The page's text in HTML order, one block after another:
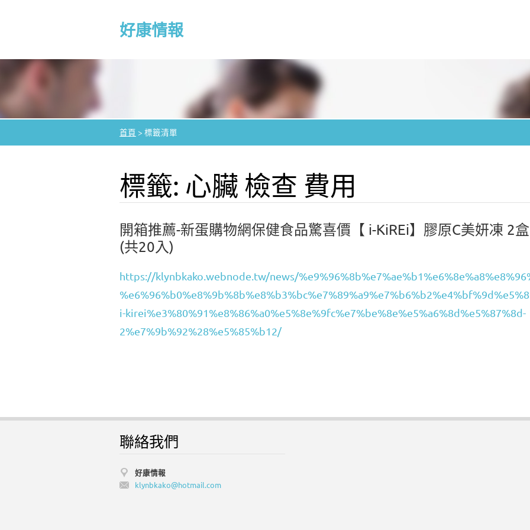
好康情報
首頁 > 標籤清單
標籤: 心臟 檢查 費用
開箱推薦-新蛋購物網保健食品驚喜價【 i-KiREi】膠原C美妍凍 2盒
(共20入)
https://klynbkako.webnode.tw/news/
i-kirei%e3%80%91%e8%86%a0%e5%8e%9fc%e7%be%8e%e5%a6%8d%e5%87%8d-
2%e7%9b%92%28%e5%85%b12/
聯絡我們
好康情報
klynbkako@hotmail.com